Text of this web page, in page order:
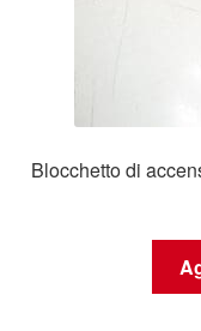
Blocchetto di